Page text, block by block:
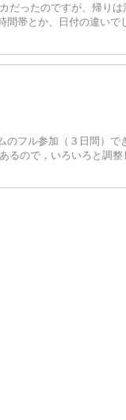
だったのですが、帰り
間帯とか、日付の違いで
フル参加（３日間）
るので，いろいろと調